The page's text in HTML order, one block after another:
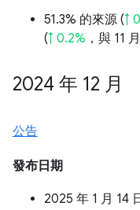
51.3% 的來源 (↑
(↑ 0.2% ，與 11
2024 年 12 月
公告
發布日期
2025 年 1 月 14